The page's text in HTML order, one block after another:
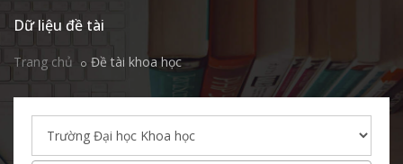
Dữ liệu đề tài
Trang chủ Đề tài khoa học